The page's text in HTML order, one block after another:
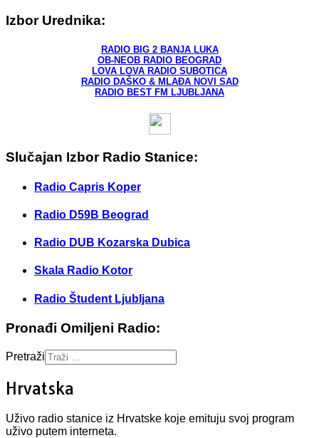
Izbor Urednika:
RADIO BIG 2 BANJA LUKA
OB-NEOB RADIO BEOGRAD
LOVA LOVA RADIO SUBOTICA
RADIO DAŠKO & MLAĐA NOVI SAD
RADIO BEST FM LJUBLJANA
Slučajan Izbor Radio Stanice:
Radio Capris Koper
Radio D59B Beograd
Radio DUB Kozarska Dubica
Skala Radio Kotor
Radio Študent Ljubljana
Pronađi Omiljeni Radio:
Pretraži
Hrvatska
Uživo radio stanice iz Hrvatske koje emituju svoj program
uživo putem interneta.